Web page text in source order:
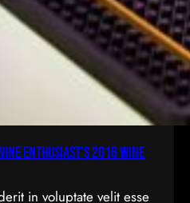
Enthusiast’s 2016 Wine
in voluptate velit esse